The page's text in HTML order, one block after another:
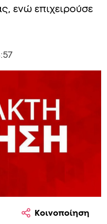
ενώ επιχειρούσε
Κοινοποίηση